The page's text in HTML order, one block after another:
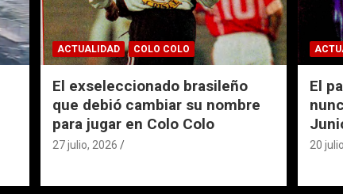
ACTUALIDAD COLO COLO
El exseleccionado brasileño
que debió cambiar su nombre
para jugar en Colo Colo
27 julio, 2026
El
20